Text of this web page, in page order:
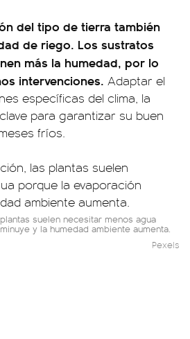
del tipo de tierra también
de riego. Los sustratos
más la humedad, por lo
intervenciones. Adaptar el
específicas del clima, la
para garantizar su buen
fríos.
suelen necesitar menos agua
y la humedad ambiente aumenta.
Pexels